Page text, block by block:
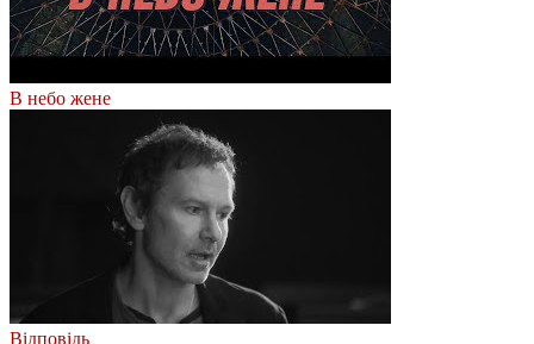
В небо жене
Відповідь